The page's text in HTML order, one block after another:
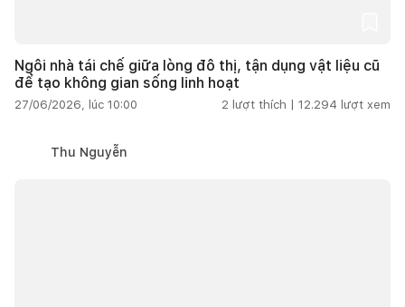
Ngôi nhà tái chế giữa lòng đô thị, tận dụng vật liệu cũ
để tạo không gian sống linh hoạt
27/06/2026, lúc 10:00 2 lượt thích | 12.294 lượt xem
Thu Nguyễn